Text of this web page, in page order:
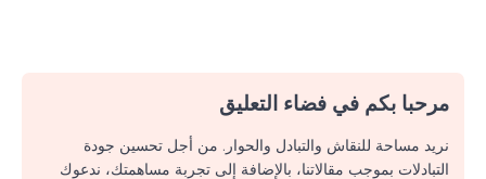
مرحبا بكم في فضاء التعليق
نريد مساحة للنقاش والتبادل والحوار. من أجل تحسين جودة
التبادلات بموجب مقالاتنا، بالإضافة إلى تجربة مساهمتك، ندعوك